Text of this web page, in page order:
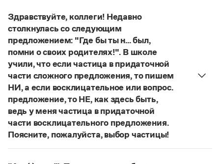
Учебник Грамоты
Правила русского языка: от азов до тонкостей
Интерактивные упражнения: от простого к сложному
Скороговорки
Издательство
Словари
Научпоп
Учебники и справочники
Здравствуйте, коллеги! Недавно
столкнулась со следующим
предложением: "Где бы ты н... был,
помни о своих родителях!". В школе
учили, что если частица в придаточной
части сложного предложения, то пишем
НИ, а если восклицательное или вопрос.
предложение, то НЕ, как здесь быть,
ведь у меня частица в придаточной
части восклицательного предложения.
Поясните, пожалуйста, выбор частицы!
Правильно:Где бы ты ни был, помни о своих